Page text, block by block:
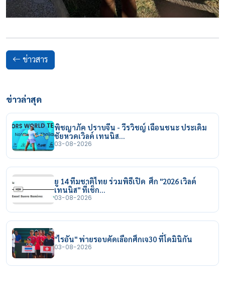
ข่าวสาร
ข่าวล่าสุด
พิชญาภัค ปราบจีน - วีรวิชญ์ เฉือนชนะ ประเดิม
ชัยหวดเวิลด์ เทนนิส…
03-08-2026
ยู 14 ทีมชาติไทย ร่วมพิธีเปิด ศึก "2026 เวิลด์
เทนนิส" ที่เช็ก…
03-08-2026
"ไรอัน" พ่ายรอบคัดเลือกศึกเจ30 ที่โดมินิกัน
03-08-2026